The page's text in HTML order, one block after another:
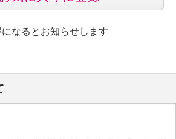
なるとお知らせします